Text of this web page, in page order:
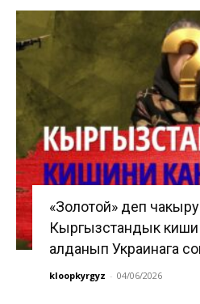
«Золотой» деп
Кыргызстандык киши
алданып Украинага
kloopkyrgyz - 04/06/2026